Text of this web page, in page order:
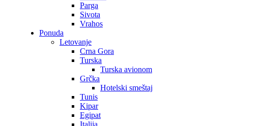
Parga
Sivota
Vrahos
Ponuda
Letovanje
Crna Gora
Turska
Turska avionom
Grčka
Hotelski smeštaj
Tunis
Kipar
Egipat
Italija